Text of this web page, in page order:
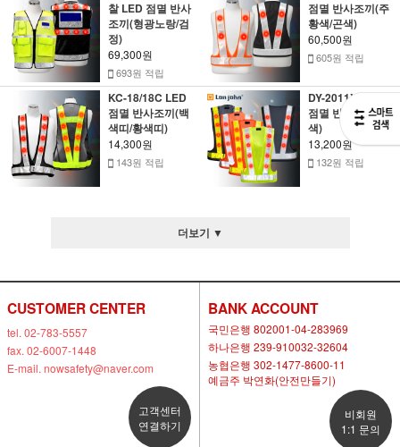
찰 LED 점멸 반사
조끼(형광노랑/검
정)
69,300원
693원 적립
점멸 반사조끼(주
황색/곤색)
60,500원
605원 적립
KC-18/18C LED
점멸 반사조끼(백
색띠/황색띠)
14,300원
143원 적립
DY-2011XA LED
점멸 반사조끼(5
색)
13,200원
132원 적립
더보기 ▼
CUSTOMER CENTER
tel. 02-783-5557
fax. 02-6007-1448
E-mail. nowsafety@naver.com
고객센터
연결하기
BANK ACCOUNT
국민은행 802001-04-283969
하나은행 239-910032-32604
농협은행 302-1477-8600-11
예금주 박연화(안전만들기)
비회원
1:1 문의